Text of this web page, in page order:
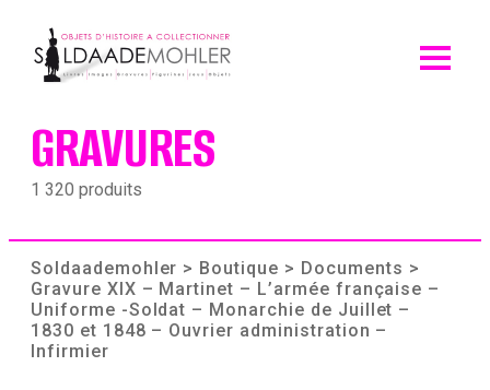
content
GRAVURES
1 320 produits
Soldaademohler > Boutique > Documents >
Gravure XIX – Martinet – L’armée française –
Uniforme -Soldat – Monarchie de Juillet –
1830 et 1848 – Ouvrier administration –
Infirmier